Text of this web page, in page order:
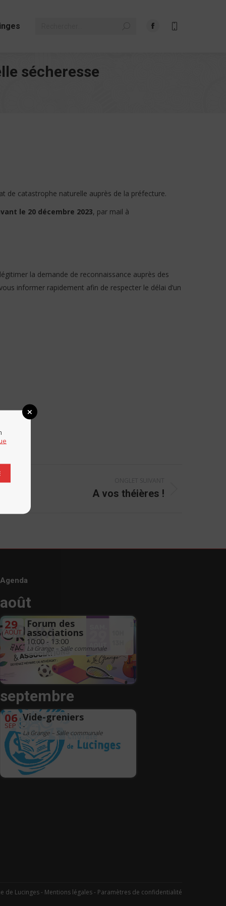
Facebook
sécheresse
de catastrophe naturelle auprès de la préfecture.
le 20 décembre 2023, par mail à
la demande de reconnaissance auprès des
informer rapidement afin de respecter le délai d’un
A vos théières !
Agenda
août
29
AOÛT
Forum des
associations
10:00 - 13:00
La Grange – Salle communale
septembre
06
SEP
Vide-greniers
-
La Grange – Salle communale
de Lucinges - Mentions légales- Paramètres de confidentialité